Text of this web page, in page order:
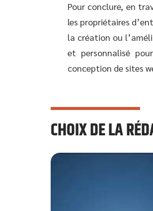
Pour conclure, en
les propriétaires
la création ou
et personnalisé
conception de sites
CHOIX DE LA